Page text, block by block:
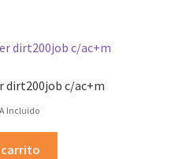
dirt200job c/ac+m
Incluido
carrito